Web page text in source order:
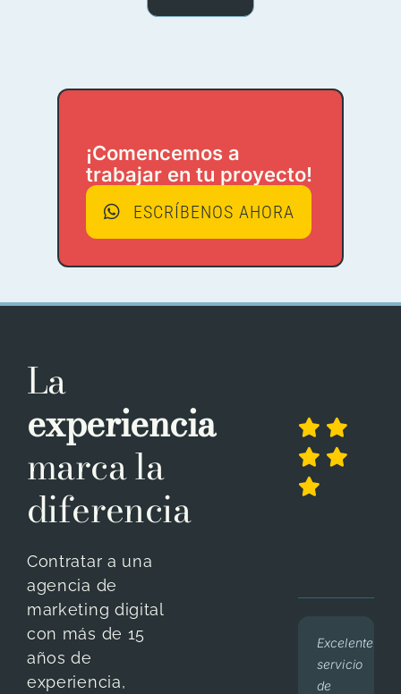
¡Comencemos a
trabajar en tu proyecto!
ESCRÍBENOS AHORA
La
experiencia
marca la
diferencia
Contratar a una
agencia de
marketing digital
con más de 15
años de
experiencia,
Excelente
servicio
de
BeeNet
is an
agency
Mi
número
de
Excelente
servicio
BEENET,
En los
últimos
3
Nos
sentimos
muy
En
dos
meses